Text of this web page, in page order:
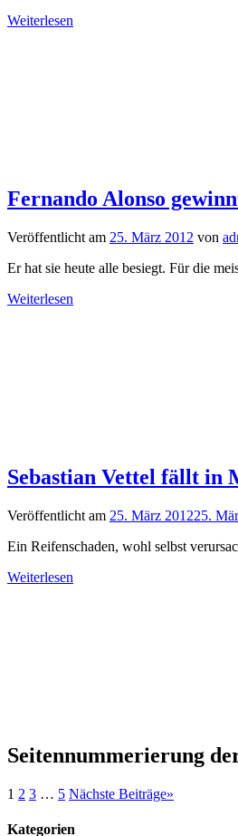
Weiterlesen
Fernando Alonso
Veröffentlicht am 25. März 2012 von
Er hat sie heute alle besiegt. Für die
Weiterlesen
Sebastian Vettel fällt in
Veröffentlicht am 25. März 201225.
Ein Reifenschaden, wohl selbst
Weiterlesen
Seitennummerierung
1 2 3 … 5 Nächste Beiträge»
Kategorien